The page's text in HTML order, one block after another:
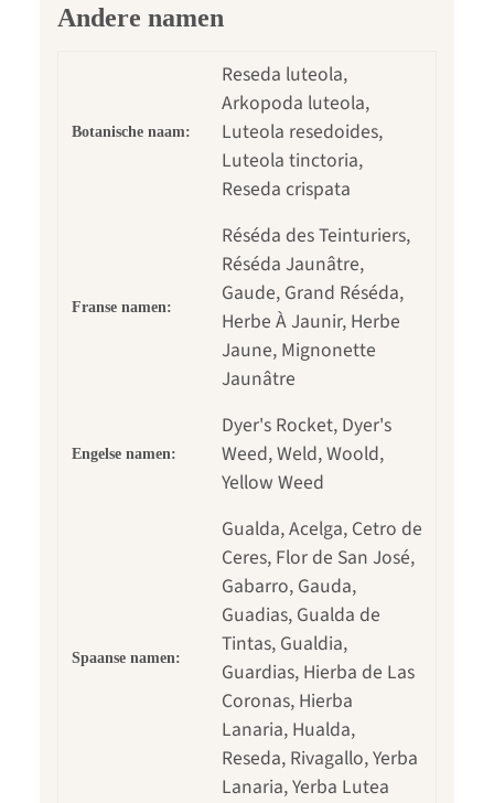
Andere namen
Botanische naam:
Reseda luteola,
Arkopoda luteola,
Luteola resedoides,
Luteola tinctoria,
Reseda crispata
Franse namen:
Réséda des Teinturiers,
Réséda Jaunâtre,
Gaude, Grand Réséda,
Herbe À Jaunir, Herbe
Jaune, Mignonette
Jaunâtre
Engelse namen:
Dyer's Rocket, Dyer's
Weed, Weld, Woold,
Yellow Weed
Spaanse namen:
Gualda, Acelga, Cetro de
Ceres, Flor de San José,
Gabarro, Gauda,
Guadias, Gualda de
Tintas, Gualdia,
Guardias, Hierba de Las
Coronas, Hierba
Lanaria, Hualda,
Reseda, Rivagallo, Yerba
Lanaria, Yerba Lutea